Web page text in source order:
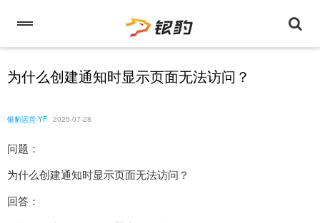
为什么创建通知时显示页面无法访问？
银豹运营-YF 2025-07-28
问题：
为什么创建通知时显示页面无法访问？
回答：